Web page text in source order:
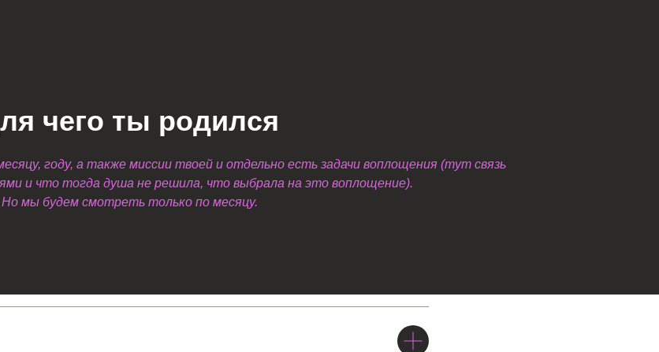
чего ты родился
году, а также миссии твоей и отдельно есть задачи воплощения (тут связь
и что тогда душа не решила, что выбрала на это воплощение).
Но мы будем смотреть только по месяцу.